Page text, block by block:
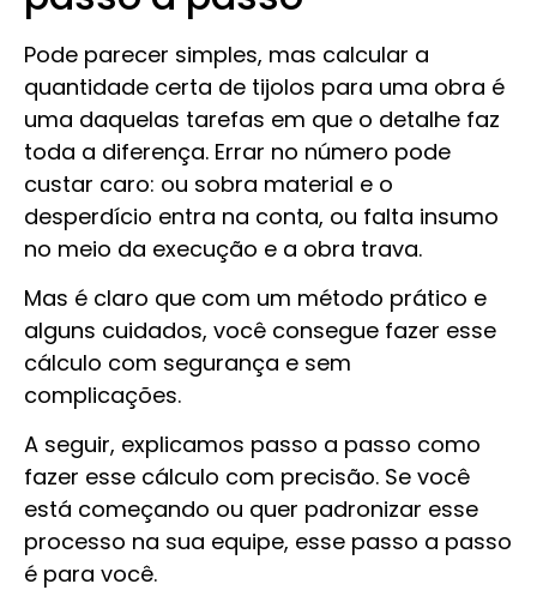
Pode parecer simples, mas calcular a
quantidade certa de tijolos para uma obra é
uma daquelas tarefas em que o detalhe faz
toda a diferença. Errar no número pode
custar caro: ou sobra material e o
desperdício entra na conta, ou falta insumo
no meio da execução e a obra trava.
Mas é claro que com um método prático e
alguns cuidados, você consegue fazer esse
cálculo com segurança e sem
complicações.
A seguir, explicamos passo a passo como
fazer esse cálculo com precisão. Se você
está começando ou quer padronizar esse
processo na sua equipe, esse passo a passo
é para você.